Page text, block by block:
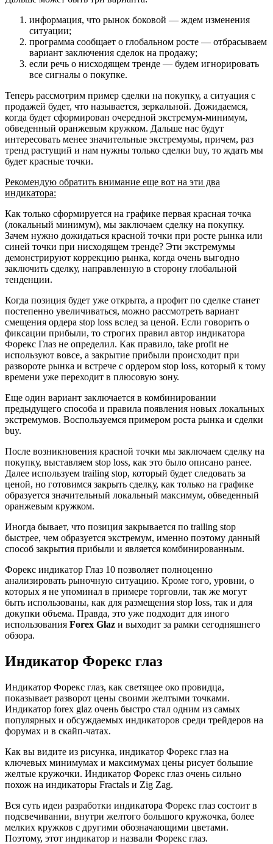
информация, что рынок боковой — ждем изменения
ситуации;
программа сообщает о глобальном росте — отбрасываем
вариант заключения сделок на продажу;
если речь о нисходящем тренде — будем игнорировать
все сигналы о покупке.
Теперь рассмотрим пример сделки на покупку, а ситуация с
продажей будет, что называется, зеркальной. Дожидаемся,
когда будет сформирован очередной экстремум-минимум,
обведенный оранжевым кружком. Дальше нас будут
интересовать менее значительные экстремумы, причем, раз
тренд растущий и нам нужны только сделки buy, то ждать мы
будет красные точки.
Рекомендую обратить внимание еще вот на эти два
индикатора:
Как только сформируется на графике первая красная точка
(локальный минимум), мы заключаем сделку на покупку.
Зачем нужно дожидаться красной точки при росте рынка или
синей точки при нисходящем тренде? Эти экстремумы
демонстрируют коррекцию рынка, когда очень выгодно
заключить сделку, направленную в сторону глобальной
тенденции.
Когда позиция будет уже открыта, а профит по сделке станет
постепенно увеличиваться, можно рассмотреть вариант
смещения ордера stop loss вслед за ценой. Если говорить о
фиксации прибыли, то строгих правил автор индикатора
Форекс Глаз не определил. Как правило, take profit не
используют вовсе, а закрытие прибыли происходит при
развороте рынка и встрече с ордером stop loss, который к тому
времени уже переходит в плюсовую зону.
Еще один вариант заключается в комбинировании
предыдущего способа и правила появления новых локальных
экстремумов. Воспользуемся примером роста рынка и сделки
buy.
После возникновения красной точки мы заключаем сделку на
покупку, выставляем stop loss, как это было описано ранее.
Далее используем trailing stop, который будет следовать за
ценой, но готовимся закрыть сделку, как только на графике
образуется значительный локальный максимум, обведенный
оранжевым кружком.
Иногда бывает, что позиция закрывается по trailing stop
быстрее, чем образуется экстремум, именно поэтому данный
способ закрытия прибыли и является комбинированным.
Форекс индикатор Глаз 10 позволяет полноценно
анализировать рыночную ситуацию. Кроме того, уровни, о
которых я не упоминал в примере торговли, так же могут
быть использованы, как для размещения stop loss, так и для
докупки объема. Правда, это уже подходит для иного
использования Forex Glaz и выходит за рамки сегодняшнего
обзора.
Индикатор Форекс глаз
Индикатор Форекс глаз, как светящее око провидца,
показывает разворот цены своими желтыми точками.
Индикатор forex glaz очень быстро стал одним из самых
популярных и обсуждаемых индикаторов среди трейдеров на
форумах и в скайп-чатах.
Как вы видите из рисунка, индикатор Форекс глаз на
ключевых минимумах и максимумах цены рисует большие
желтые кружочки. Индикатор Форекс глаз очень сильно
похож на индикаторы Fractals и Zig Zag.
Вся суть идеи разработки индикатора Форекс глаз состоит в
подсвечивании, внутри желтого большого кружочка, более
мелких кружков с другими обозначающими цветами.
Поэтому, этот индикатор и назвали Форекс глаз.